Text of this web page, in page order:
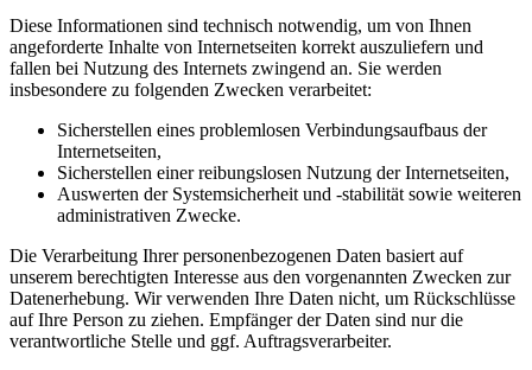
Diese Informationen sind technisch notwendig, um von Ihnen
angeforderte Inhalte von Internetseiten korrekt auszuliefern und
fallen bei Nutzung des Internets zwingend an. Sie werden
insbesondere zu folgenden Zwecken verarbeitet:
Sicherstellen eines problemlosen Verbindungsaufbaus der
Internetseiten,
Sicherstellen einer reibungslosen Nutzung der Internetseiten,
Auswerten der Systemsicherheit und -stabilität sowie weiteren
administrativen Zwecke.
Die Verarbeitung Ihrer personenbezogenen Daten basiert auf
unserem berechtigten Interesse aus den vorgenannten Zwecken zur
Datenerhebung. Wir verwenden Ihre Daten nicht, um Rückschlüsse
auf Ihre Person zu ziehen. Empfänger der Daten sind nur die
verantwortliche Stelle und ggf. Auftragsverarbeiter.